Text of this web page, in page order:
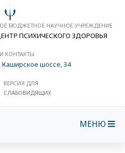
БЮДЖЕТНОЕ НАУЧНОЕ УЧРЕЖДЕНИЕ
ПСИХИЧЕСКОГО ЗДОРОВЬЯ
КОНТАКТЫ
Каширское шоссе, 34
ВЕРСИЯ ДЛЯ
СЛАБОВИДЯЩИХ
МЕНЮ